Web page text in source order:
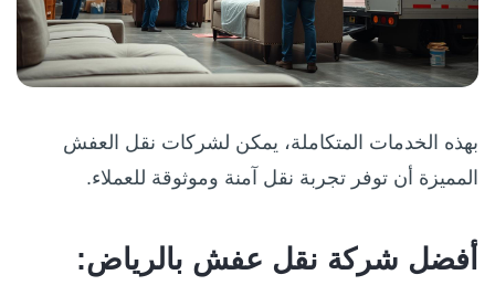
بهذه الخدمات المتكاملة، يمكن لشركات نقل العفش
المميزة أن توفر تجربة نقل آمنة وموثوقة للعملاء.
أفضل شركة نقل عفش بالرياض: